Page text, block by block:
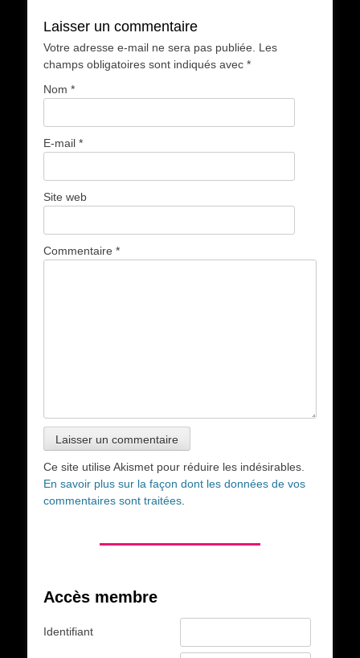
Laisser un commentaire
Votre adresse e-mail ne sera pas publiée.
Les
champs obligatoires sont indiqués avec *
Nom *
E-mail *
Site web
Commentaire *
Ce site utilise Akismet pour réduire les indésirables.
En savoir plus sur la façon dont les données de vos
commentaires sont traitées
Accès membre
Identifiant